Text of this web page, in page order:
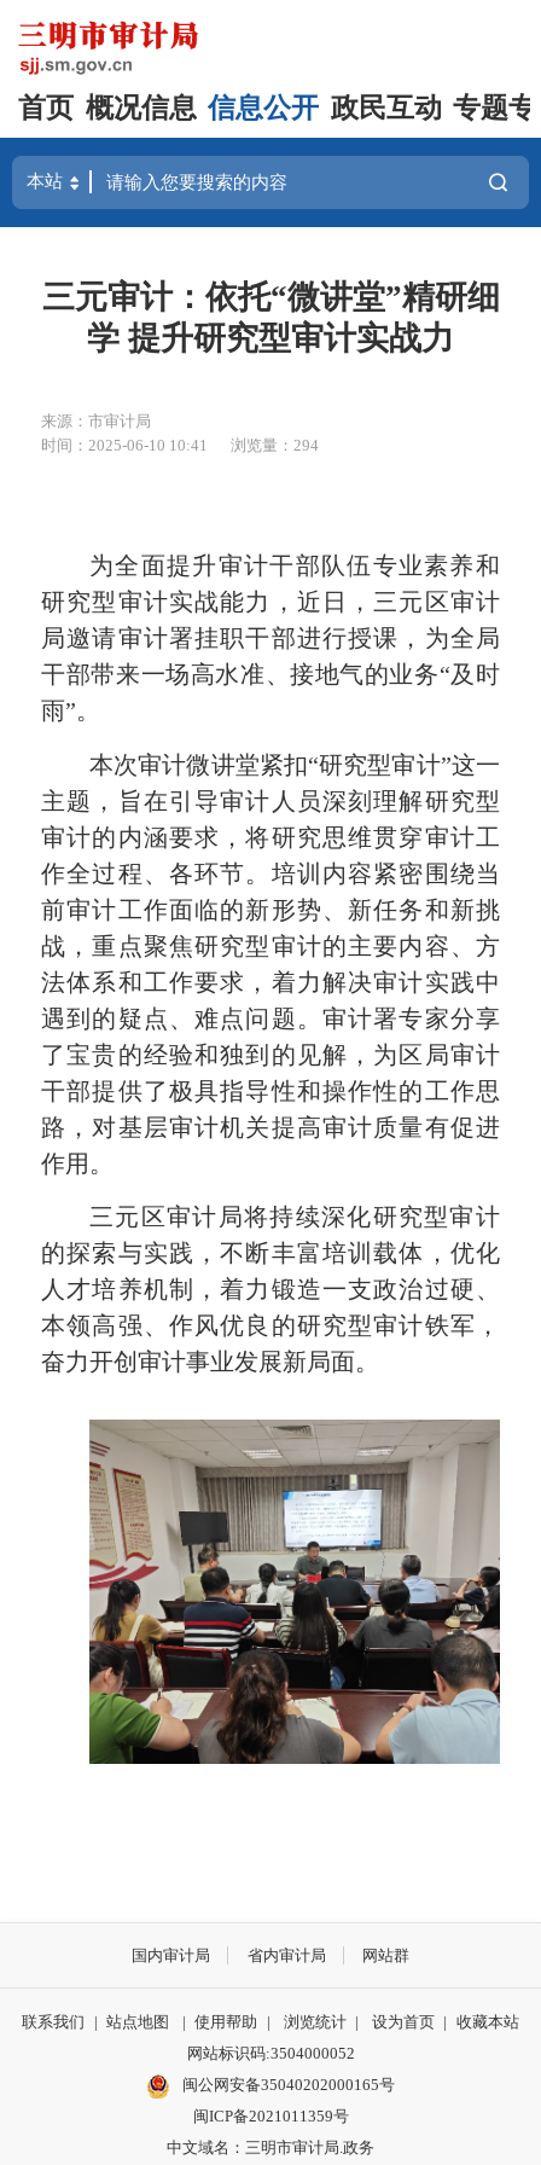
首页 概况信息 信息公开 政民互动 专题
三元审计：依托“微讲堂”精研细
学 提升研究型审计实战力
来源：市审计局
时间：2025-06-10 10:41
浏览量：294
为全面提升审计干部队伍专业素养和
研究型审计实战能力，近日，三元区审计
局邀请审计署挂职干部进行授课，为全局
干部带来一场高水准、接地气的业务“及时
雨”。
本次审计微讲堂紧扣“研究型审计”这一
主题，旨在引导审计人员深刻理解研究型
审计的内涵要求，将研究思维贯穿审计工
作全过程、各环节。培训内容紧密围绕当
前审计工作面临的新形势、新任务和新挑
战，重点聚焦研究型审计的主要内容、方
法体系和工作要求，着力解决审计实践中
遇到的疑点、难点问题。审计署专家分享
了宝贵的经验和独到的见解，为区局审计
干部提供了极具指导性和操作性的工作思
路，对基层审计机关提高审计质量有促进
作用。
三元区审计局将持续深化研究型审计
的探索与实践，不断丰富培训载体，优化
人才培养机制，着力锻造一支政治过硬、
本领高强、作风优良的研究型审计铁军，
奋力开创审计事业发展新局面。
国内审计局 省内审计局 网站群
联系我们 | 站点地图 | 使用帮助 | 浏览统计 | 设为首页 | 收藏本站
网站标识码:3504000052
闽公网安备35040202000165号
闽ICP备2021011359号
中文域名：三明市审计局.政务